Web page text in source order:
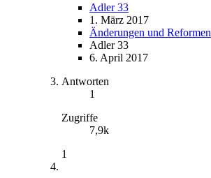
Adler 33
1. März 2017
Änderungen und Reformen
Adler 33
6. April 2017
Antworten
1
Zugriffe
7,9k
1